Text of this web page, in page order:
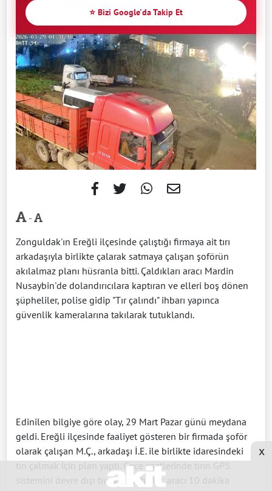
⭐ Bizi Google'da Takip Et
-
Zonguldak'ın Ereğli ilçesinde çalıştığı firmaya ait tırı
arkadaşıyla birlikte çalarak satmaya çalışan şoförün
akılalmaz planı hüsranla bitti. Çaldıkları aracı Mardin
Nusaybin'de dolandırıcılara kaptıran ve elleri boş dönen
şüpheliler, polise gidip "Tır çalındı" ihbarı yapınca
güvenlik kameralarına takılarak tutuklandı.
Edinilen bilgiye göre olay, 29 Mart Pazar günü meydana
geldi. Ereğli ilçesinde faaliyet gösteren bir firmada şoför
olarak çalışan M.Ç., arkadaşı İ.E. ile birlikte idaresindeki
tırı çalmak için plan yaptı. Gece saatlerinde tırın GPS
sistemini devre dışı bırakan şahıslar, aracı 10 dakika
x